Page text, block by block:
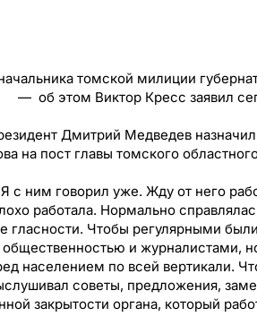
томской милиции
— об этом Виктор Кресс заявил
Дмитрий Медведев
на пост главы томского
с ним говорил уже. Жду от него
работала. Нормально
гласности. Чтобы регулярными
и журналистами,
населением по всей вертикали.
советы, предложения,
закрытости органа, который